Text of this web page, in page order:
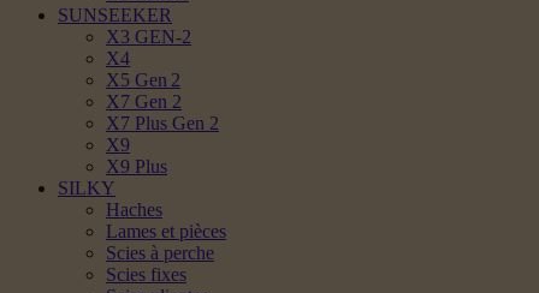
SUNSEEKER
X3 GEN-2
X4
X5 Gen 2
X7 Gen 2
X7 Plus Gen 2
X9
X9 Plus
SILKY
Haches
Lames et pièces
Scies à perche
Scies fixes